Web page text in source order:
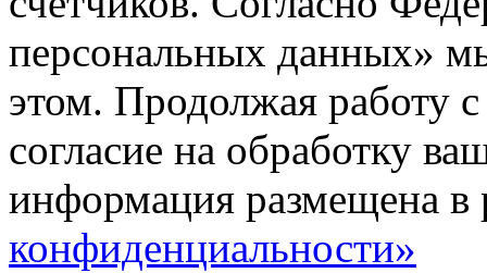
персональных данных»
этом. Продолжая работу
согласие на обработку
информация размещена в
конфиденциальности»